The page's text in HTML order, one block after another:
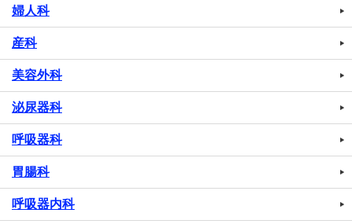
婦人科
産科
美容外科
泌尿器科
呼吸器科
胃腸科
呼吸器内科